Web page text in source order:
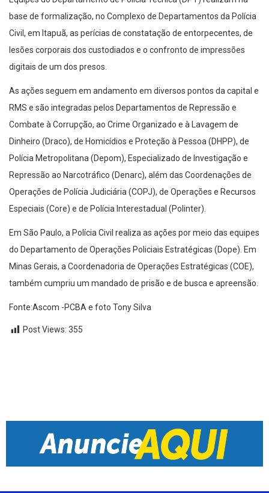
base de formalização, no Complexo de Departamentos da Polícia
Civil, em Itapuã, as perícias de constatação de entorpecentes, de
lesões corporais dos custodiados e o confronto de impressões
digitais de um dos presos.
As ações seguem em andamento em diversos pontos da capital e
RMS e são integradas pelos Departamentos de Repressão e
Combate à Corrupção, ao Crime Organizado e à Lavagem de
Dinheiro (Draco), de Homicídios e Proteção à Pessoa (DHPP), de
Polícia Metropolitana (Depom), Especializado de Investigação e
Repressão ao Narcotráfico (Denarc), além das Coordenações de
Operações de Polícia Judiciária (COPJ), de Operações e Recursos
Especiais (Core) e de Polícia Interestadual (Polinter).
Em São Paulo, a Polícia Civil realiza as ações por meio das equipes
do Departamento de Operações Policiais Estratégicas (Dope). Em
Minas Gerais, a Coordenadoria de Operações Estratégicas (COE),
também cumpriu um mandado de prisão e de busca e apreensão.
Fonte:Ascom -PCBA e foto Tony Silva
Post Views: 355